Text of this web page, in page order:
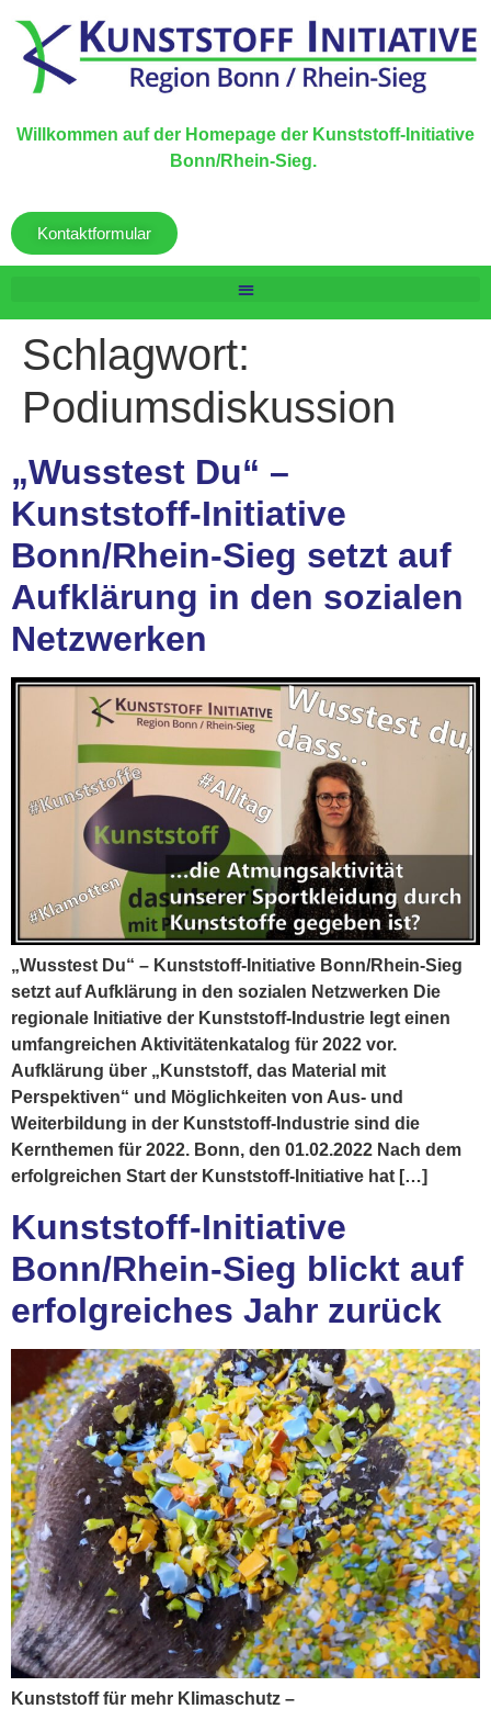
Willkommen auf der Homepage der Kunststoff-Initiative
Bonn/Rhein-Sieg.
Kontaktformular
Schlagwort:
Podiumsdiskussion
„Wusstest Du“ –
Kunststoff-Initiative
Bonn/Rhein-Sieg setzt auf
Aufklärung in den sozialen
Netzwerken
„Wusstest Du“ – Kunststoff-Initiative Bonn/Rhein-Sieg
setzt auf Aufklärung in den sozialen Netzwerken Die
regionale Initiative der Kunststoff-Industrie legt einen
umfangreichen Aktivitätenkatalog für 2022 vor.
Aufklärung über „Kunststoff, das Material mit
Perspektiven“ und Möglichkeiten von Aus- und
Weiterbildung in der Kunststoff-Industrie sind die
Kernthemen für 2022. Bonn, den 01.02.2022 Nach dem
erfolgreichen Start der Kunststoff-Initiative hat […]
Kunststoff-Initiative
Bonn/Rhein-Sieg blickt auf
erfolgreiches Jahr zurück
Kunststoff für mehr Klimaschutz –